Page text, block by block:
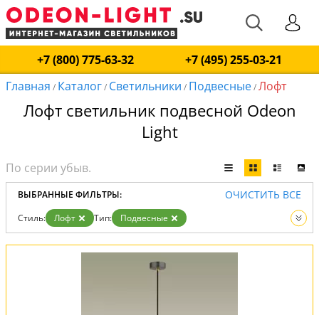
+7 (800) 775-63-32
+7 (495) 255-03-21
Главная / Каталог/ Светильники / Подвесные/Лофт
Лофт светильник подвесной Odeon
Light
ВЫБРАННЫЕ ФИЛЬТРЫ: ОЧИСТИТЬ ВСЕ
Стиль: Лофт Тип:
Подвесные
Вид:
Светильники